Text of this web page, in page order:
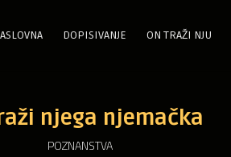
DOPISIVANJE ON TRAŽI NJU
njega njemačka
POZNANSTVA